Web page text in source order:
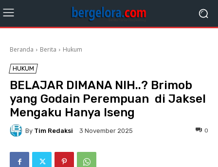
Beranda Berita Hukum
HUKUM
BELAJAR DIMANA NIH..? Brimob
yang Godain Perempuan di Jaksel
Mengaku Hanya Iseng
By Tim Redaksi 3 November 2025 0